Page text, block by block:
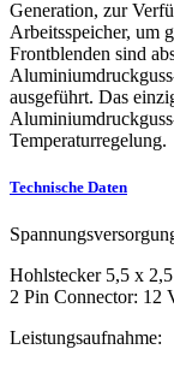
Generation, zur
Arbeitsspeicher, um
Frontblenden sind
ausgeführt. Das
Temperaturregelung.
Technische Daten
Hohlstecker 5,5 x
2 Pin Connector: 12
Leistungsaufnahme: